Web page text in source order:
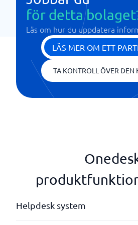
för detta
Läs om hur du uppdatera
LÄS MER OM ETT
TA KONTROLL ÖVER DEN
Helpdesk system